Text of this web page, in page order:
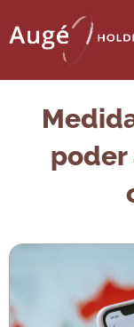
poder